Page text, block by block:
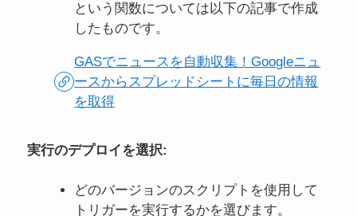
という関数については以下の記事で作成
したものです。
GASでニュースを自動収集！Googleニュ
ースからスプレッドシートに毎日の情報
を取得
実行のデプロイを選択:
どのバージョンのスクリプトを使用して
トリガーを実行するかを選びます。